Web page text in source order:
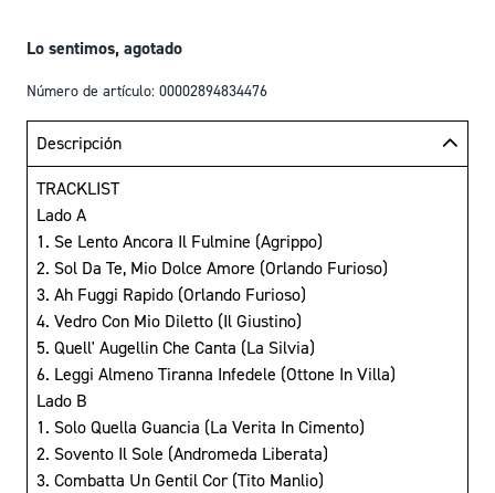
Lo sentimos, agotado
Número de artículo: 00002894834476
Descripción
TRACKLIST
Lado A
1. Se Lento Ancora Il Fulmine (Agrippo)
2. Sol Da Te, Mio Dolce Amore (Orlando Furioso)
3. Ah Fuggi Rapido (Orlando Furioso)
4. Vedro Con Mio Diletto (Il Giustino)
5. Quell' Augellin Che Canta (La Silvia)
6. Leggi Almeno Tiranna Infedele (Ottone In Villa)
Lado B
1. Solo Quella Guancia (La Verita In Cimento)
2. Sovento Il Sole (Andromeda Liberata)
3. Combatta Un Gentil Cor (Tito Manlio)